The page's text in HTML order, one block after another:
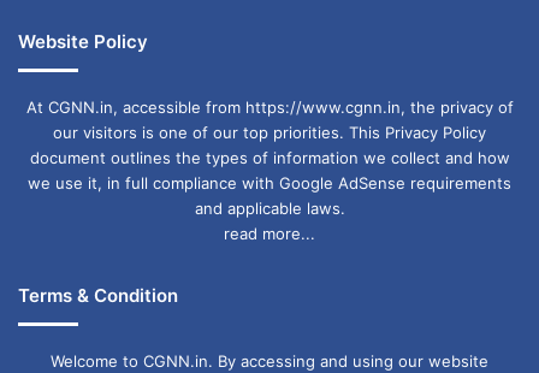
Website Policy
At CGNN.in, accessible from https://www.cgnn.in, the privacy of
our visitors is one of our top priorities. This Privacy Policy
document outlines the types of information we collect and how
we use it, in full compliance with Google AdSense requirements
and applicable laws.
read more...
Terms & Condition
Welcome to CGNN.in. By accessing and using our website